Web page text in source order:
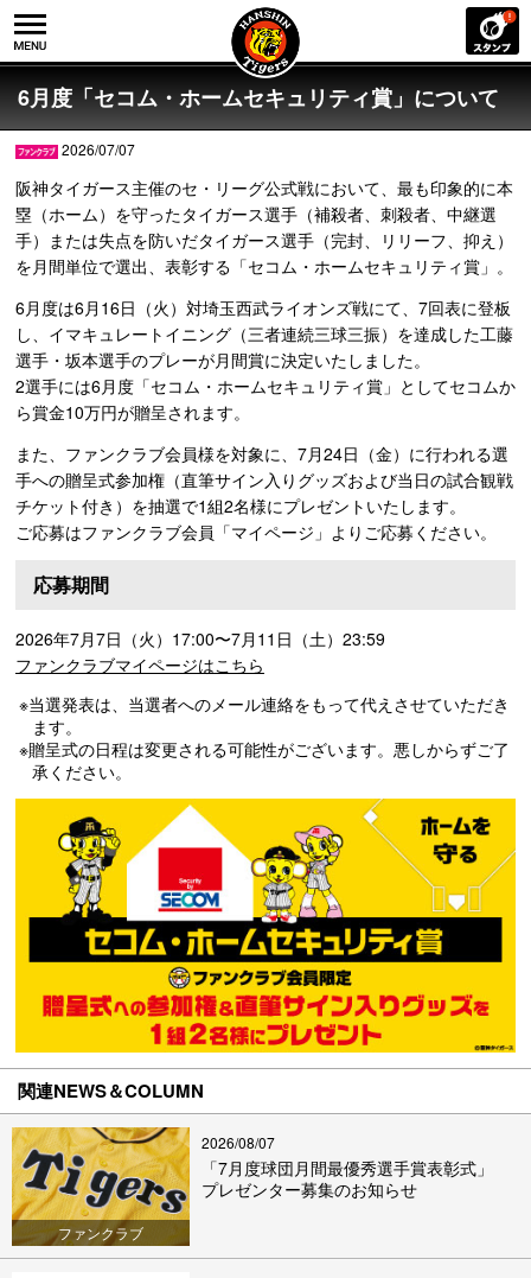
6月度「セコム・ホームセキュリティ賞」について
2026/07/07
阪神タイガース主催のセ・リーグ公式戦において、最も印象的に本
塁（ホーム）を守ったタイガース選手（補殺者、刺殺者、中継選
手）または失点を防いだタイガース選手（完封、リリーフ、抑え）
を月間単位で選出、表彰する「セコム・ホームセキュリティ賞」。
6月度は6月16日（火）対埼玉西武ライオンズ戦にて、7回表に登板
し、イマキュレートイニング（三者連続三球三振）を達成した工藤
選手・坂本選手のプレーが月間賞に決定いたしました。
2選手には6月度「セコム・ホームセキュリティ賞」としてセコムか
ら賞金10万円が贈呈されます。
また、ファンクラブ会員様を対象に、7月24日（金）に行われる選
手への贈呈式参加権（直筆サイン入りグッズおよび当日の試合観戦
チケット付き）を抽選で1組2名様にプレゼントいたします。
ご応募はファンクラブ会員「マイページ」よりご応募ください。
応募期間
2026年7月7日（火）17:00〜7月11日（土）23:59
ファンクラブマイページはこちら
※当選発表は、当選者へのメール連絡をもって代えさせていただき
ます。
※贈呈式の日程は変更される可能性がございます。悪しからずご了
承ください。
関連NEWS＆COLUMN
ファンクラブ
2026/08/07
「7月度球団月間最優秀選手賞表彰式」
プレゼンター募集のお知らせ